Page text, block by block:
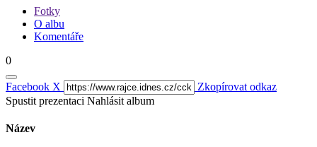
Fotky
O albu
Komentáře
0
Facebook X
Zkopírovat odkaz
Spustit prezentaci Nahlásit album
Název